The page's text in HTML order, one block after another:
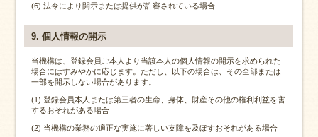
(6) 法令により開示または提供が許容されている場合
9. 個人情報の開示
当機構は、登録会員ご本人より当該本人の個人情報の開示を求められた
場合にはすみやかに応じます。ただし、以下の場合は、その全部または
一部を開示しない場合があります。
(1) 登録会員本人または第三者の生命、身体、財産その他の権利利益を害
するおそれがある場合
(2) 当機構の業務の適正な実施に著しい支障を及ぼすおそれがある場合